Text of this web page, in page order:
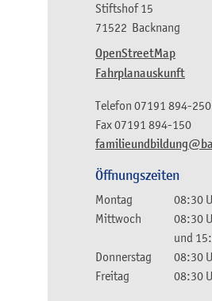
Stiftshof 15
71522 Backnang
OpenStreetMap
Fahrplanauskunft
Telefon 07191 894-250
Fax07191 894-150
Öffnungszeiten
Montag 08:30
Mittwoch
08:30
und
Donnerstag
08:30
Freitag
08:30